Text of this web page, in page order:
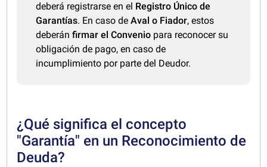
deberá registrarse en el Registro Único de
Garantías. En caso deAval o Fiador, estos
deberánfirmar el Convenio para reconocer su
obligación de pago, en caso de
incumplimiento por parte del Deudor.
¿Qué significa el concepto
"Garantía" en un Reconocimiento de
Deuda?